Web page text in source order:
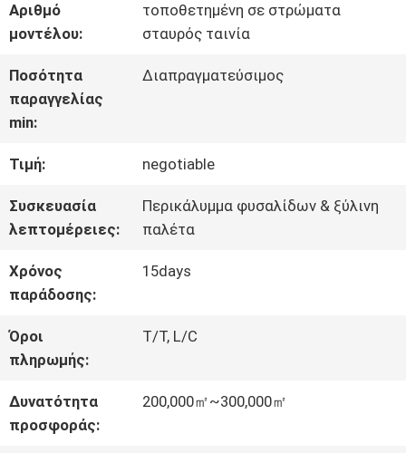
ΣΧΕΤΙΚΆ
ΜΕ
ΕΜΆΣ
ΕΠΙΣΚΈΨΕΙΣ
ΣΤΟ
ΕΡΓΟΣΤΆΣΙΟ
ΈΛΕΓΧΟΣ
ΠΟΙΌΤΗΤΑΣ
ΕΠΙΚΟΙΝΩΝΉΣΤΕ
Αριθμό
μοντέλου:
τοποθετημένη σε στρώματα
σταυρός ταινία
Ποσότητα
παραγγελίας
min:
Διαπραγματεύσιμος
Τιμή: negotiable
Συσκευασία
λεπτομέρειες:
Περικάλυμμα φυσαλίδων & ξύλινη
παλέτα
Χρόνος
παράδοσης:
15days
Όροι
πληρωμής:
T/T, L/C
Δυνατότητα
προσφοράς:
200,000㎡~300,000㎡